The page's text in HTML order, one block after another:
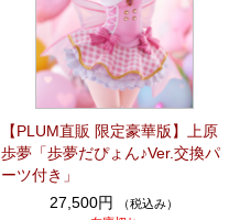
【PLUM直販 限定豪華版】上原
歩夢「歩夢だぴょん♪Ver.交換パ
ーツ付き」
27,500円
（税込み）